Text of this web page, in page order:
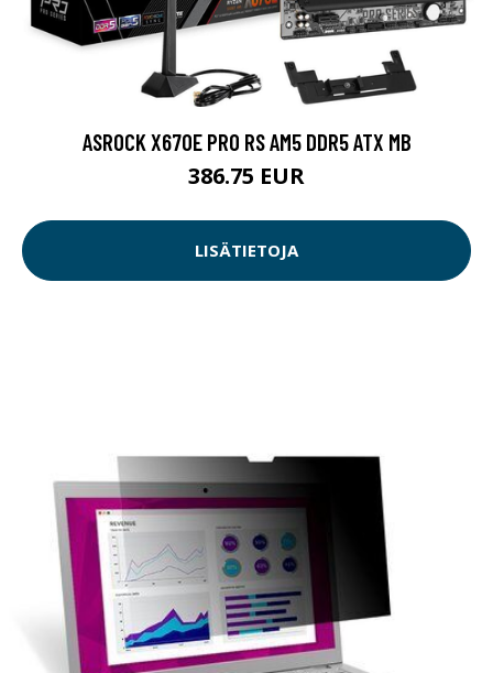
ASROCK X670E PRO RS AM5 DDR5 ATX MB
386.75 EUR
LISÄTIETOJA